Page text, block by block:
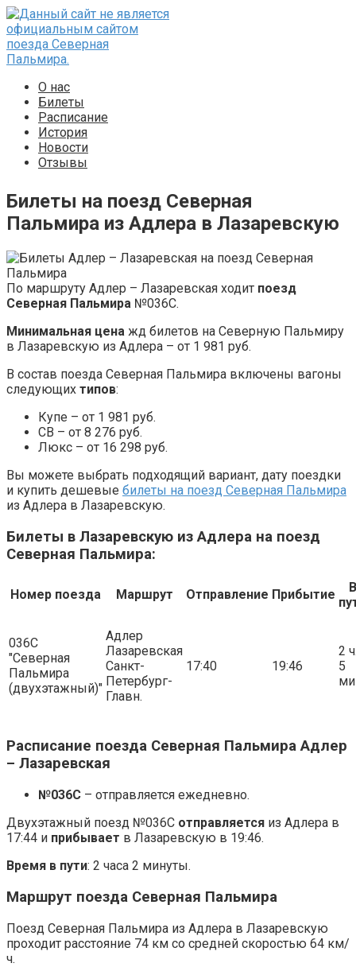
Перейти
к
контенту
О нас
Билеты
Расписание
История
Новости
Отзывы
Билеты на поезд Северная
Пальмира из Адлера в Лазаревскую
По маршруту Адлер – Лазаревская ходит поезд
Северная Пальмира №036С.
Минимальная цена жд билетов на Северную Пальмиру
в Лазаревскую из Адлера – от 1 981 руб.
В состав поезда Северная Пальмира включены вагоны
следующих типов:
Купе – от 1 981 руб.
СВ – от 8 276 руб.
Люкс – от 16 298 руб.
Вы можете выбрать подходящий вариант, дату поездки
и купить дешевые билеты на поезд Северная Пальмира
из Адлера в Лазаревскую.
Билеты в Лазаревскую из Адлера на поезд
Северная Пальмира:
Номер поезда Маршрут Отправление Прибытие
В
036С
"Северная
Пальмира
(двухэтажный)"
Адлер
Лазаревская
Санкт-
Петербург-
Главн.
17:40 19:46
2
5
Расписание поезда Северная Пальмира Адлер
– Лазаревская
№036С – отправляется ежедневно.
Двухэтажный поезд №036С отправляется из Адлера в
17:44 и прибывает в Лазаревскую в 19:46.
Время в пути: 2 часа 2 минуты.
Маршрут поезда Северная Пальмира
Поезд Северная Пальмира из Адлера в Лазаревскую
проходит расстояние 74 км со средней скоростью 64 км/
ч.